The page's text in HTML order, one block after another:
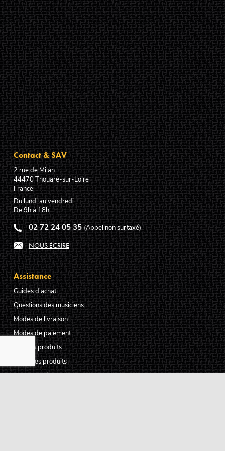
Contact & SAV
2 rue de Milan
44470Thouaré-sur-Loire
France
Du lundi au vendredi
De 9h à 18h
02 72 24 05 35 (Appel non surtaxé)
NOUS ÉCRIRE
Assistance
Guides d'achat
Questions des musiciens
Modes de livraison
Modes de paiement
Retours produits
Garanties produits
Service après vente